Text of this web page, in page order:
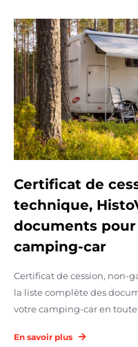
Certificat de
technique,
documents
camping-car
Certificat de cession, non-
la liste complète des
votre camping-car en
En savoir plus